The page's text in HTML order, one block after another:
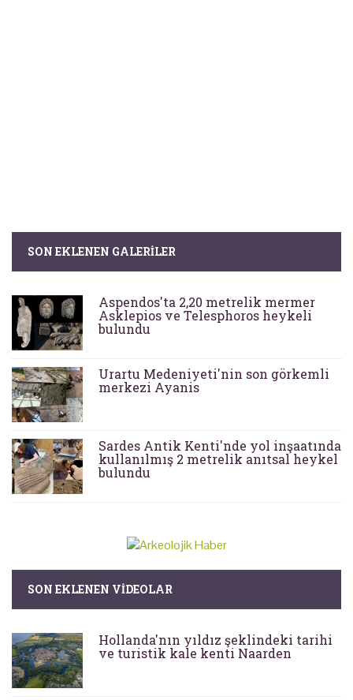
SON EKLENEN GALERILER
Aspendos'ta 2,20 metrelik mermer
Asklepios ve Telesphoros heykeli
bulundu
Urartu Medeniyeti'nin son görkemli
merkezi Ayanis
Sardes Antik Kenti'nde yol inşaatında
kullanılmış 2 metrelik anıtsal heykel
bulundu
SON EKLENEN VIDEOLAR
Hollanda'nın yıldız şeklindeki tarihi
ve turistik kale kenti Naarden